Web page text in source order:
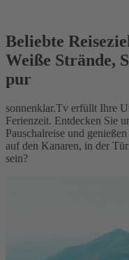
Beliebte
Weiße Strände,
pur
sonnenklar.Tv erfüllt Ihre
Ferienzeit. Entdecken Sie
Pauschalreise und
auf den Kanaren, in der
sein?